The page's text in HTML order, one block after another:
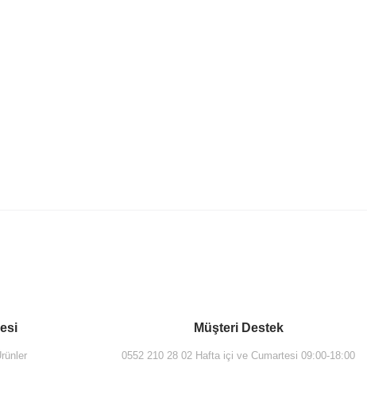
Müşteri Destek
0552 210 28 02 Hafta içi ve Cumartesi 09:00-18:00